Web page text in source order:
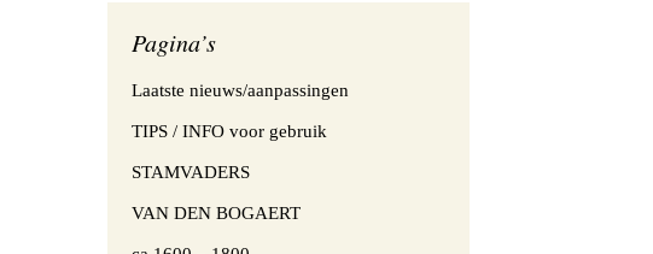
Pagina’s
Laatste nieuws/aanpassingen
TIPS / INFO voor gebruik
STAMVADERS
VAN DEN BOGAERT